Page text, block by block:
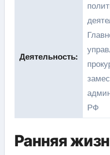
Деятельность:
РФ
Ранняя